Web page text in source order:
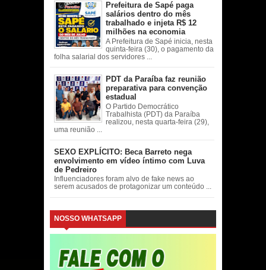
Prefeitura de Sapé paga
salários dentro do mês
trabalhado e injeta R$ 12
milhões na economia
A Prefeitura de Sapé inicia, nesta
quinta-feira (30), o pagamento da
folha salarial dos servidores ...
PDT da Paraíba faz reunião
preparativa para convenção
estadual
O Partido Democrático
Trabalhista (PDT) da Paraíba
realizou, nesta quarta-feira (29),
uma reunião ...
SEXO EXPLÍCITO: Beca Barreto nega
envolvimento em vídeo íntimo com Luva
de Pedreiro
Influenciadores foram alvo de fake news ao
serem acusados de protagonizar um conteúdo ...
NOSSO WHATSAPP